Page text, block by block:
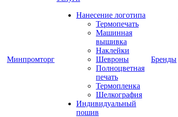
Минпромторг
Нанесение логотипа
Термопечать
Машинная
вышивка
Наклейки
Шевроны
Полноцветная
печать
Термопленка
Шелкография
Индивидуальный
пошив
Бренды